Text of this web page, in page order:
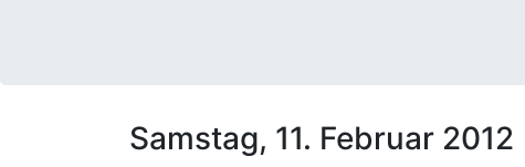
Samstag, 11. Februar 2012